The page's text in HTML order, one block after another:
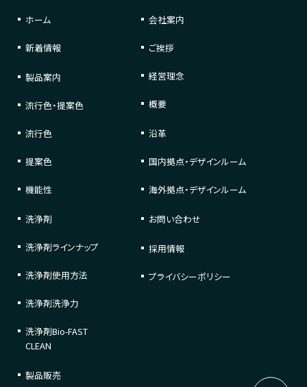
ホーム
新着情報
製品案内
流行色・提案色
流行色
提案色
機能性
洗浄剤
洗浄剤ラインナップ
洗浄剤使用方法
洗浄剤洗浄力
洗浄剤Bio-FAST
CLEAN
製品販売
会社案内
ご挨拶
経営理念
概要
沿革
国内拠点・デザインルーム
海外拠点・デザインルーム
お問い合わせ
採用情報
プライバシーポリシー